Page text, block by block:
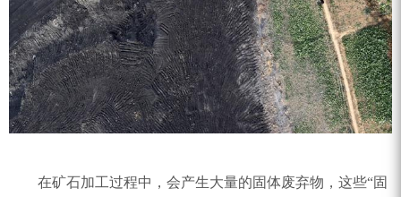
在矿石加工过程中，会产生大量的固体废弃物，这些“固